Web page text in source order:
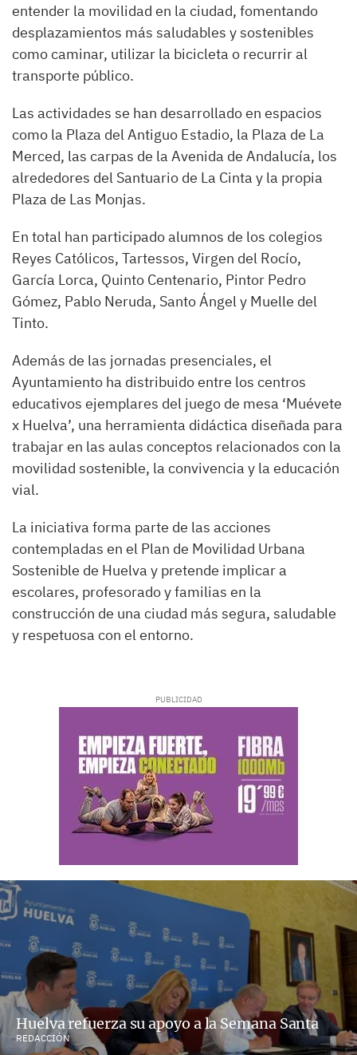
entender la movilidad en la ciudad, fomentando
desplazamientos más saludables y sostenibles
como caminar, utilizar la bicicleta o recurrir al
transporte público.
Las actividades se han desarrollado en espacios
como la Plaza del Antiguo Estadio, la Plaza de La
Merced, las carpas de la Avenida de Andalucía, los
alrededores del Santuario de La Cinta y la propia
Plaza de Las Monjas.
En total han participado alumnos de los colegios
Reyes Católicos, Tartessos, Virgen del Rocío,
García Lorca, Quinto Centenario, Pintor Pedro
Gómez, Pablo Neruda, Santo Ángel y Muelle del
Tinto.
Además de las jornadas presenciales, el
Ayuntamiento ha distribuido entre los centros
educativos ejemplares del juego de mesa ‘Muévete
x Huelva’, una herramienta didáctica diseñada para
trabajar en las aulas conceptos relacionados con la
movilidad sostenible, la convivencia y la educación
vial.
La iniciativa forma parte de las acciones
contempladas en el Plan de Movilidad Urbana
Sostenible de Huelva y pretende implicar a
escolares, profesorado y familias en la
construcción de una ciudad más segura, saludable
y respetuosa con el entorno.
Huelva refuerza su apoyo a la Semana Santa
REDACCIÓN